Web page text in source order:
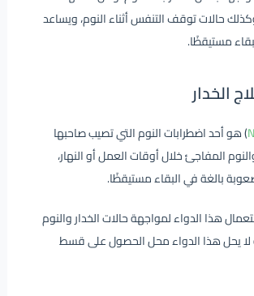
حالات توقف التنفس أثناء النوم، ويساعد
مستيقظًا.
الخدار
) هو أحد اضطرابات النوم التي تصيب صاحبها
المفاجئ خلال أوقات العمل أو النهار،
بالغة في البقاء مستيقظًا.
هذا الدواء لمواجهة حالات الخدار والنوم
لا يحل هذا الدواء محل الحصول على قسط